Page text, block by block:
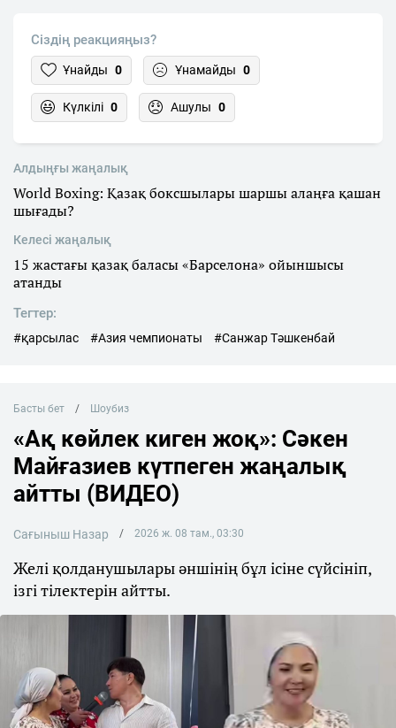
Сіздің реакцияңыз?
Ұнайды 0 Ұнамайды 0
Күлкілі 0 Ашулы 0
Алдыңғы жаңалық
World Boxing: Қазақ боксшылары шаршы алаңға қашан
шығады?
Келесі жаңалық
15 жастағы қазақ баласы «Барселона» ойыншысы
атанды
Тегтер:
#қарсылас #Азия чемпионаты #Санжар Тәшкенбай
Басты бет Шоубиз
«Ақ көйлек киген жоқ»: Сәкен
Майғазиев күтпеген жаңалық
айтты (ВИДЕО)
Сағыныш Назар 2026 ж. 08 там., 03:30
Желі қолданушылары әншінің бұл ісіне сүйсініп,
ізгі тілектерін айтты.